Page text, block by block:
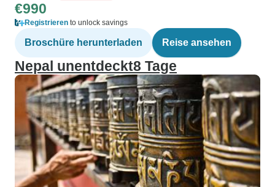
€990
Registrieren to unlock savings
Broschüre herunterladen Reise ansehen
Nepal unentdeckt8 Tage